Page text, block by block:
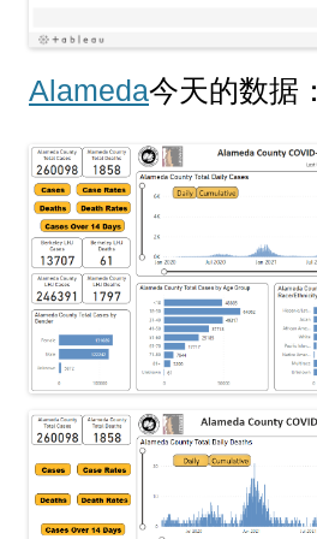
Alameda今天的数据：